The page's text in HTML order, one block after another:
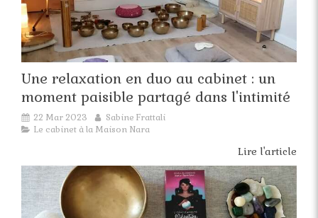
Une relaxation en duo au cabinet : un
moment paisible partagé dans l'intimité
22 Mar 2023
Sabine Frattali
Le cabinet à la Maison Nara
Lire l'article